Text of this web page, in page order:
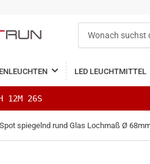
suchst
du?
LED LEUCHTMITTEL
12M 26S
spiegelnd rund Glas Lochmaß Ø